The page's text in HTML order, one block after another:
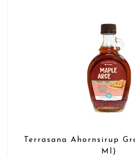
Terrasana Ahornsirup
Ml)